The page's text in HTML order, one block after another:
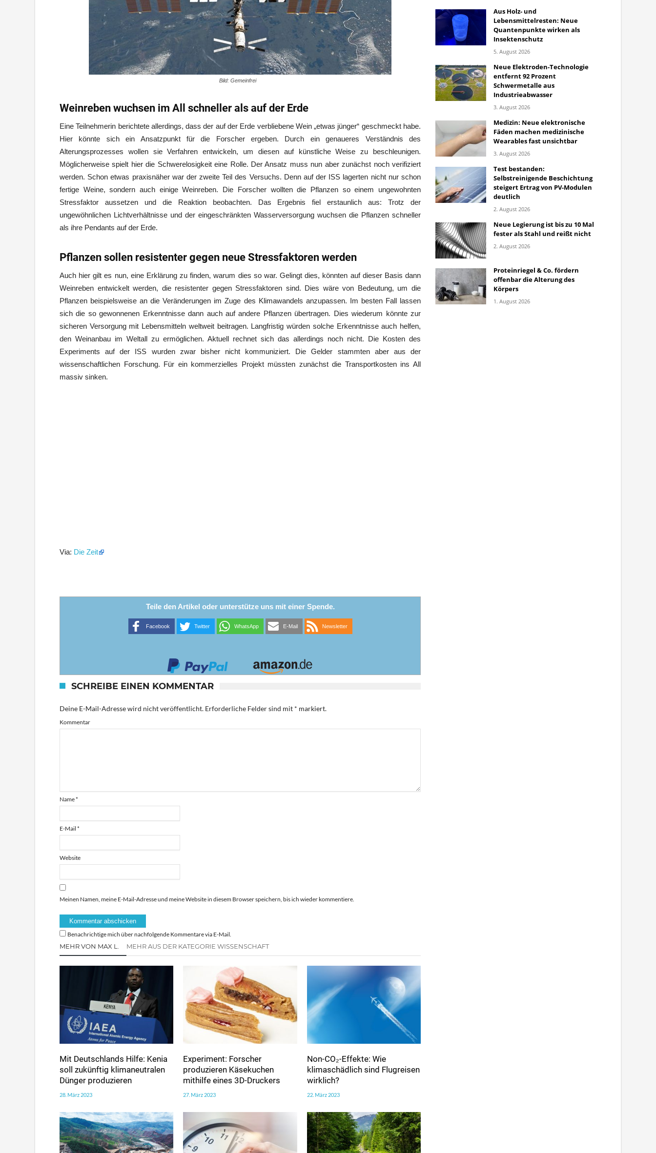
Bild: Gemeinfrei
Weinreben wuchsen im All schneller als auf der Erde
Eine Teilnehmerin berichtete allerdings, dass der auf der Erde verbliebene Wein „etwas jünger“ geschmeckt habe.
Hier könnte sich ein Ansatzpunkt für die Forscher ergeben. Durch ein genaueres Verständnis des
Alterungsprozesses wollen sie Verfahren entwickeln, um diesen auf künstliche Weise zu beschleunigen.
Möglicherweise spielt hier die Schwerelosigkeit eine Rolle. Der Ansatz muss nun aber zunächst noch verifiziert
werden. Schon etwas praxisnäher war der zweite Teil des Versuchs. Denn auf der ISS lagerten nicht nur schon
fertige Weine, sondern auch einige Weinreben. Die Forscher wollten die Pflanzen so einem ungewohnten
Stressfaktor aussetzen und die Reaktion beobachten. Das Ergebnis fiel erstaunlich aus: Trotz der
ungewöhnlichen Lichtverhältnisse und der eingeschränkten Wasserversorgung wuchsen die Pflanzen schneller
als ihre Pendants auf der Erde.
Pflanzen sollen resistenter gegen neue Stressfaktoren werden
Auch hier gilt es nun, eine Erklärung zu finden, warum dies so war. Gelingt dies, könnten auf dieser Basis dann
Weinreben entwickelt werden, die resistenter gegen Stressfaktoren sind. Dies wäre von Bedeutung, um die
Pflanzen beispielsweise an die Veränderungen im Zuge des Klimawandels anzupassen. Im besten Fall lassen
sich die so gewonnenen Erkenntnisse dann auch auf andere Pflanzen übertragen. Dies wiederum könnte zur
sicheren Versorgung mit Lebensmitteln weltweit beitragen. Langfristig würden solche Erkenntnisse auch helfen,
den Weinanbau im Weltall zu ermöglichen. Aktuell rechnet sich das allerdings noch nicht. Die Kosten des
Experiments auf der ISS wurden zwar bisher nicht kommuniziert. Die Gelder stammten aber aus der
wissenschaftlichen Forschung. Für ein kommerzielles Projekt müssten zunächst die Transportkosten ins All
massiv sinken.
Via: Die Zeit
Teile den Artikel oder unterstütze uns mit einer Spende.
Facebook Twitter WhatsApp E-Mail Newsletter
SCHREIBE EINEN KOMMENTAR
Deine E-Mail-Adresse wird nicht veröffentlicht. Erforderliche Felder sind mit * markiert.
Kommentar
Name*
E-Mail *
Website
Meinen Namen, meine E-Mail-Adresse und meine Website in diesem Browser speichern, bis ich wieder kommentiere.
Benachrichtige mich über nachfolgende Kommentare via E-Mail.
MEHR VON MAX L. MEHR AUS DER KATEGORIE WISSENSCHAFT
Mit Deutschlands Hilfe: Kenia
soll zukünftig klimaneutralen
Dünger produzieren
28. März 2023
Experiment: Forscher
produzieren Käsekuchen
mithilfe eines 3D-Druckers
27. März 2023
Non-CO₂-Effekte: Wie
klimaschädlich sind Flugreisen
wirklich?
22. März 2023
Aus Holz- und
Lebensmittelresten: Neue
Quantenpunkte wirken als
Insektenschutz
5. August 2026
Neue Elektroden-Technologie
entfernt 92 Prozent
Schwermetalle aus
Industrieabwasser
3. August 2026
Medizin: Neue elektronische
Fäden machen medizinische
Wearables fast unsichtbar
3. August 2026
Test bestanden:
Selbstreinigende Beschichtung
steigert Ertrag von PV-Modulen
deutlich
2. August 2026
Neue Legierung ist bis zu 10 Mal
fester als Stahl und reißt nicht
2. August 2026
Proteinriegel & Co. fördern
offenbar die Alterung des
Körpers
1. August 2026